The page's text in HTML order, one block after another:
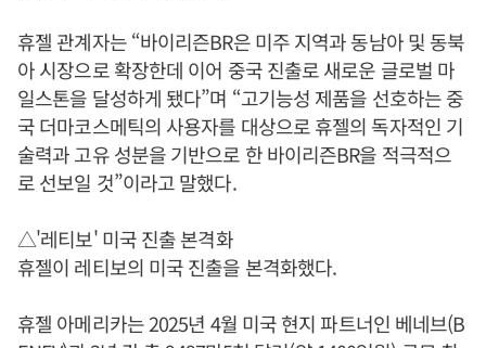
휴젤 관계자는 “바이리즌BR은 미주 지역과 동남아 및 동북
아 시장으로 확장한데 이어 중국 진출로 새로운 글로벌 마
일스톤을 달성하게 됐다”며 “고기능성 제품을 선호하는 중
국 더마코스메틱의 사용자를 대상으로 휴젤의 독자적인 기
술력과 고유 성분을 기반으로 한 바이리즌BR을 적극적으
로 선보일 것”이라고 말했다.
△'레티보' 미국 진출 본격화
휴젤이 레티보의 미국 진출을 본격화했다.
휴젤 아메리카는 2025년 4월 미국 현지 파트너인 베네브(B